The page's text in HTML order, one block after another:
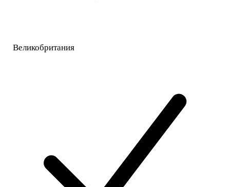
Великобритания